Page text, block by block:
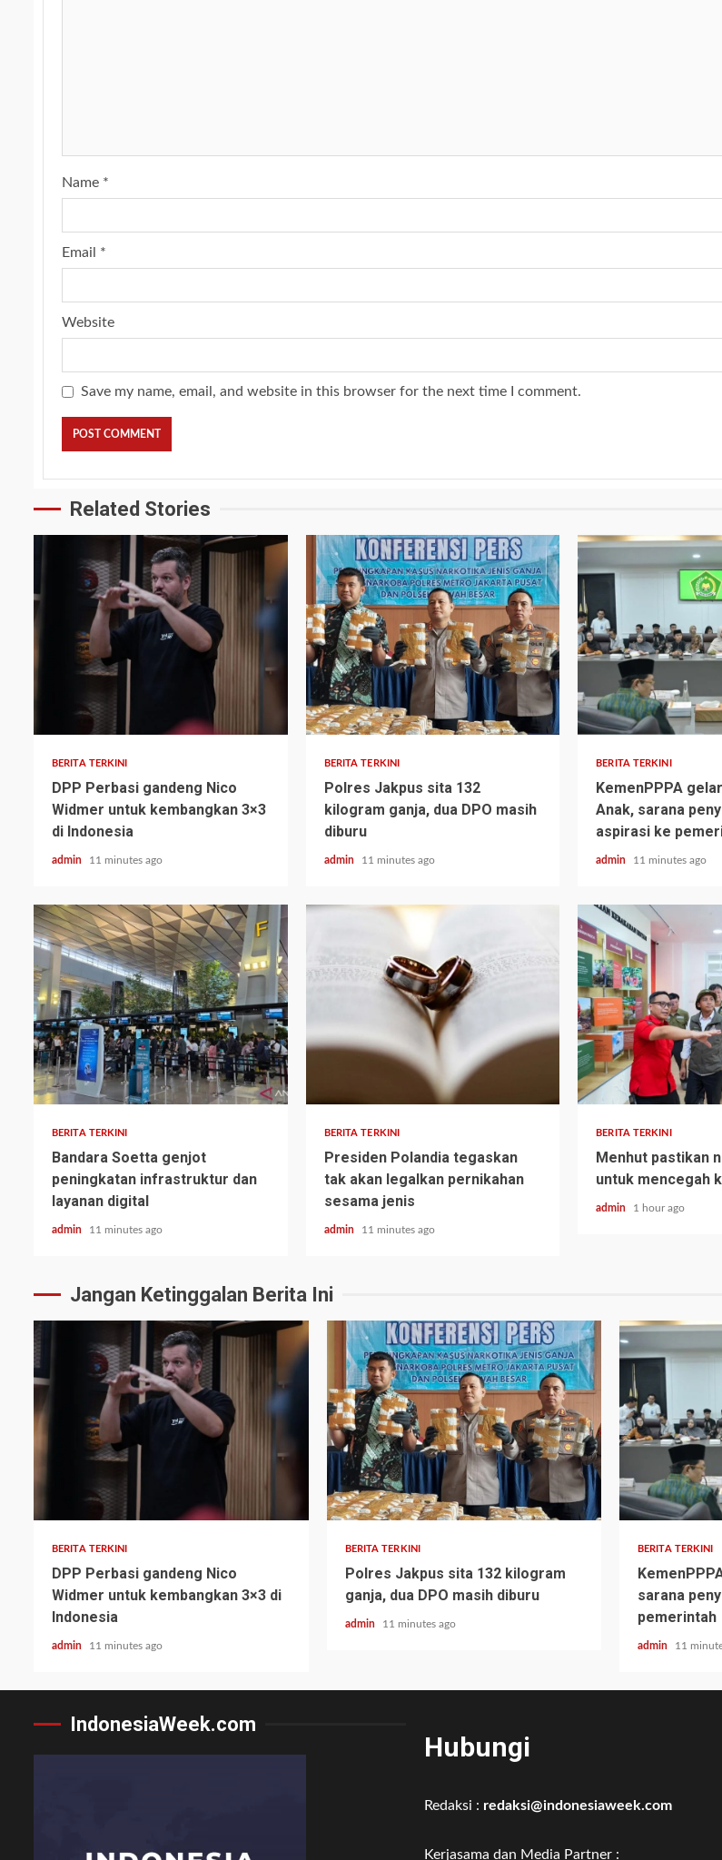
Name *
Email *
Website
Save my name, email, and website in this browser for the next time I comment.
Related Stories
BERITA TERKINI
DPP Perbasi gandeng Nico
Widmer untuk kembangkan 3×3
di Indonesia
admin 11 minutes ago
BERITA TERKINI
Polres Jakpus sita 132
kilogram ganja, dua DPO masih
diburu
admin 11 minutes ago
BERITA TERKINI
KemenPPPA
Anak, sarana
aspirasi ke
admin 11 minutes ago
BERITA TERKINI
Bandara Soetta genjot
peningkatan infrastruktur dan
layanan digital
admin 11 minutes ago
BERITA TERKINI
Presiden Polandia tegaskan
tak akan legalkan pernikahan
sesama jenis
admin 11 minutes ago
BERITA TERKINI
Menhut pastikan
untuk mencegah
admin 1 hour ago
Jangan Ketinggalan Berita Ini
BERITA TERKINI
DPP Perbasi gandeng Nico
Widmer untuk kembangkan 3×3 di
Indonesia
admin 11 minutes ago
BERITA TERKINI
Polres Jakpus sita 132 kilogram
ganja, dua DPO masih diburu
admin 11 minutes ago
BERITA TERKINI
sarana
pemerintah
admin 11
IndonesiaWeek.com
Hubungi
Redaksi : redaksi@indonesiaweek.com
Kerjasama dan Media Partner :